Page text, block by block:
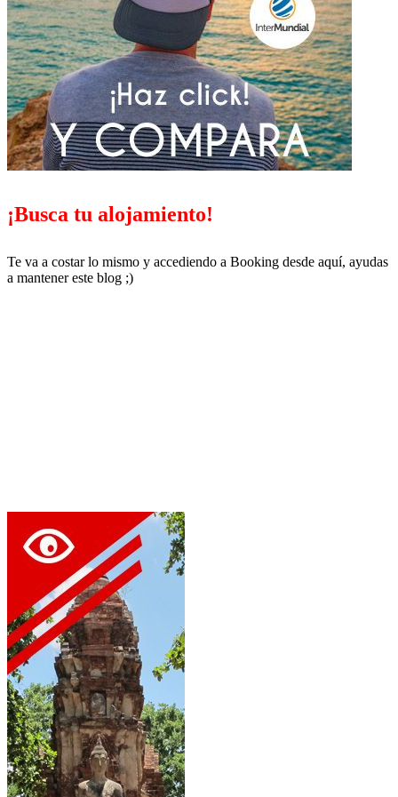
¡Busca tu alojamiento!
Te va a costar lo mismo y accediendo a Booking desde aquí, ayudas
a mantener este blog ;)